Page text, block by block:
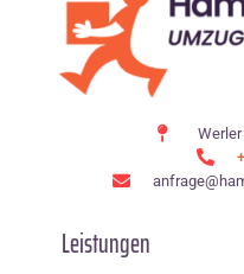
Leistungen